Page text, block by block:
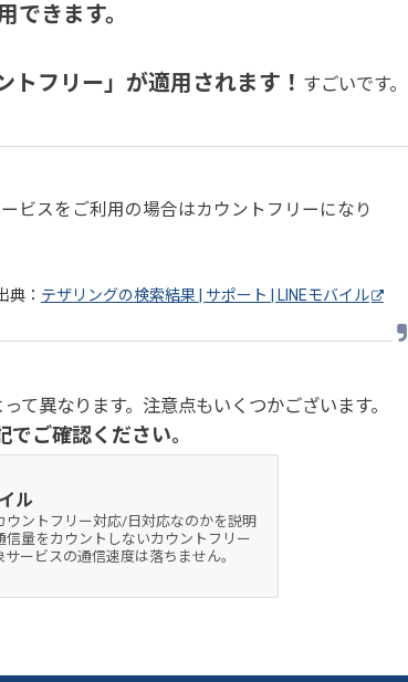
できます。
トフリー」が適用されます！ すごいです。
ビスをご利用の場合はカウントフリーになり
典： テザリングの検索結果 | サポート | LINEモバイル
て異なります。注意点もいくつかございます。
ご確認ください。
ル
ントフリー対応/日対応なのかを説明
信量をカウントしないカウントフリー
ービスの通信速度は落ちません。